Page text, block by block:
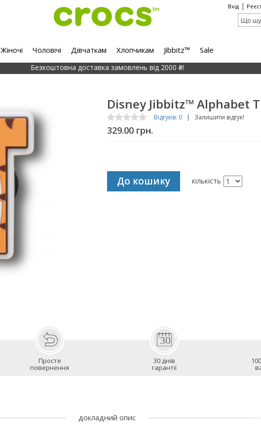
Вхід|
Жіночі Чоловічі Дівчаткам Хлопчикам Jibbitz™ Sale
Безкоштовна доставка замовлень від 2000 ₴!
Disney Jibbitz™ Alphabet T
Відгуків: 0 | Залишити відгук!
329.00 грн.
До кошику кількість
Просте
повернення
30 днів
гарантії
докладний опис